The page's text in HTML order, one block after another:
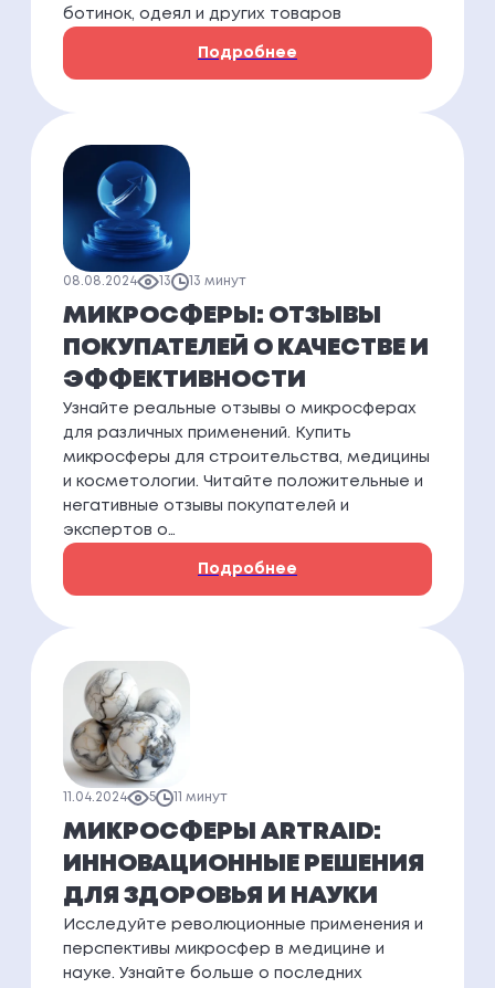
ботинок, одеял и других товаров
Подробнее
08.08.2024 13 13 минут
МИКРОСФЕРЫ: ОТЗЫВЫ
ПОКУПАТЕЛЕЙ О КАЧЕСТВЕ И
ЭФФЕКТИВНОСТИ
Узнайте реальные отзывы о микросферах
для различных применений. Купить
микросферы для строительства, медицины
и косметологии. Читайте положительные и
негативные отзывы покупателей и
экспертов о…
Подробнее
11.04.2024 5 11 минут
МИКРОСФЕРЫ ARTRAID:
ИННОВАЦИОННЫЕ РЕШЕНИЯ
ДЛЯ ЗДОРОВЬЯ И НАУКИ
Исследуйте революционные применения и
перспективы микросфер в медицине и
науке. Узнайте больше о последних